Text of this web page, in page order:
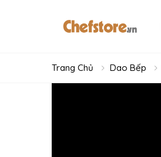
Trang Chủ Dao Bếp